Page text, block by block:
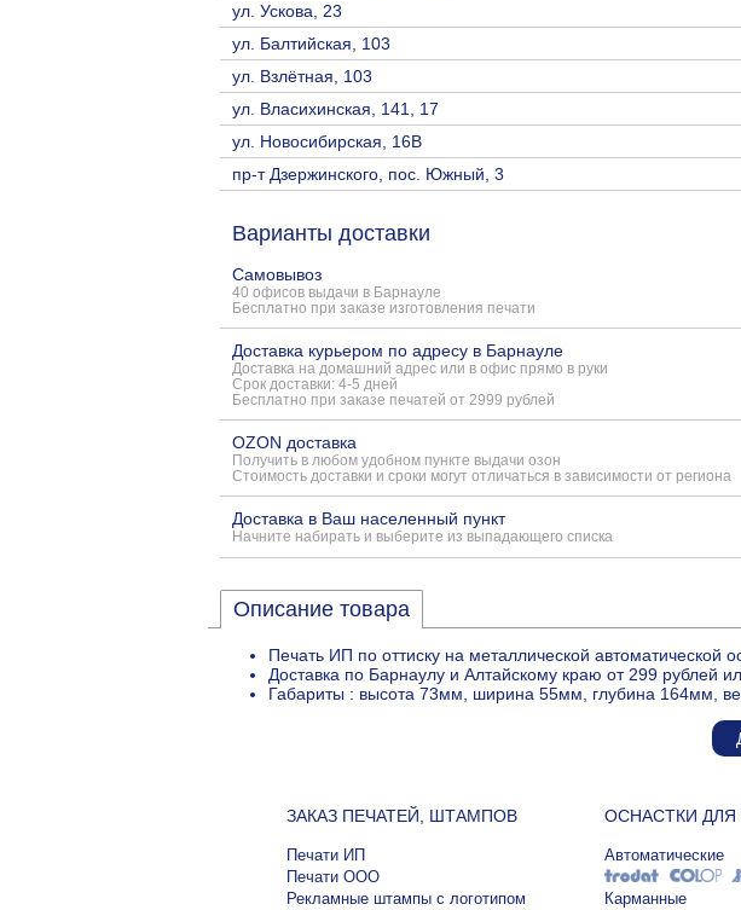
ул. Ускова, 23
ул. Балтийская, 103
ул. Взлётная, 103
ул. Власихинская, 141, 17
ул. Новосибирская, 16В
пр-т Дзержинского, пос. Южный, 3
Варианты доставки
Самовывоз
40 офисов выдачи в Барнауле
Бесплатно при заказе изготовления печати
Доставка курьером по адресу в Барнауле
Доставка на домашний адрес или в офис прямо в руки
Срок доставки: 4-5 дней
Бесплатно при заказе печатей от 2999 рублей
OZON доставка
Получить в любом удобном пункте выдачи озон
Стоимость доставки и сроки могут отличаться в зависимости от региона
Доставка в Ваш населенный пункт
Начните набирать и выберите из выпадающего списка
Описание товара
Печать ИП по оттиску на металлической автоматической
Доставка по Барнаулу и Алтайскому краю от 299 рублей
Габариты : высота 73мм, ширина 55мм, глубина 164мм,
ЗАКАЗ ПЕЧАТЕЙ, ШТАМПОВ
Печати ИП
Печати ООО
Рекламные штампы с логотипом
ОСНАСТКИ ДЛЯ
Автоматические
Карманные